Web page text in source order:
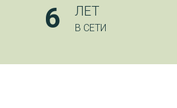
6 ЛЕТ
В СЕТИ